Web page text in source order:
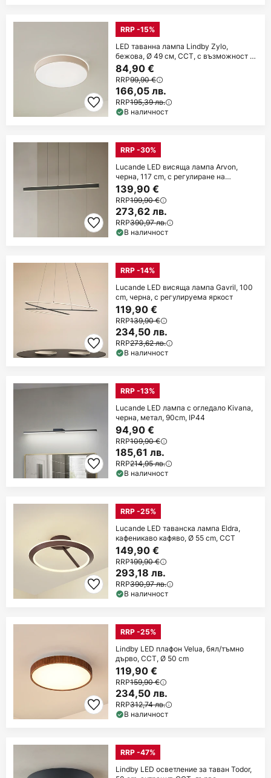
RRP -15%
LED таванна лампа Lindby Zylo,
бежова, Ø 49 см, CCT, с възможност за
регулиране
84,90 €
RRP99,90 €
166,05 лв.
RRP195,39 лв.
В наличност
RRP -30%
Lucande LED висяща лампа Arvon,
черна, 117 cm, с регулиране на
яркостта, CCT
139,90 €
RRP199,90 €
273,62 лв.
RRP390,97 лв.
В наличност
RRP -14%
Lucande LED висяща лампа Gavril, 100
cm, черна, с регулируема яркост
119,90 €
RRP139,90 €
234,50 лв.
RRP273,62 лв.
В наличност
RRP -13%
Lucande LED лампа с огледало Kivana,
черна, метал, 90cm, IP44
94,90 €
RRP109,90 €
185,61 лв.
RRP214,95 лв.
В наличност
RRP -25%
Lucande LED таванска лампа Eldra,
кафеникаво кафяво, Ø 55 cm, CCT
149,90 €
RRP199,90 €
293,18 лв.
RRP390,97 лв.
В наличност
RRP -25%
Lindby LED плафон Velua, бял/тъмно
дърво, CCT, Ø 50 cm
119,90 €
RRP159,90 €
234,50 лв.
RRP312,74 лв.
В наличност
RRP -47%
Lindby LED осветление за таван Todor,